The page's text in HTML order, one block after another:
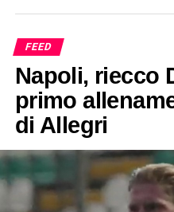
FEED
Napoli, riecco
primo
di Allegri